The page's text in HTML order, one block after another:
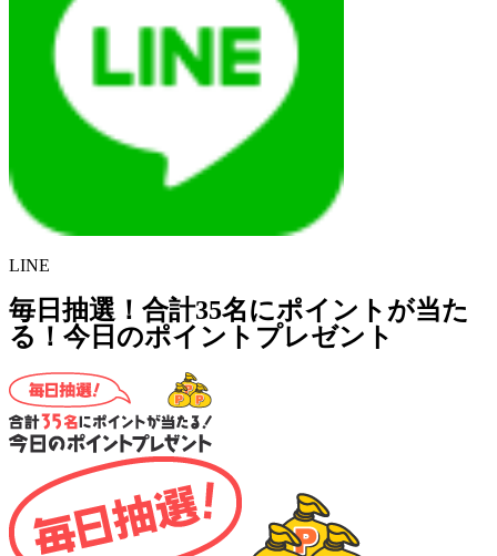
LINE
毎日抽選！合計35名にポイントが当た
る！今日のポイントプレゼント